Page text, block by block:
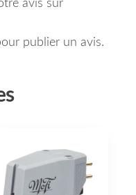
avis sur
publier un avis.